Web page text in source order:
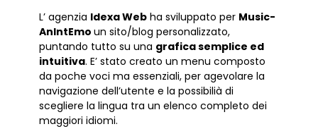
L’ agenzia Idexa Webha sviluppato per Music-
AnIntEmo un sito/blog personalizzato,
puntando tutto su una grafica semplice ed
intuitiva. E’ stato creato un menu composto
da poche voci ma essenziali, per agevolare la
navigazione dell’utente e la possibilià di
scegliere la lingua tra un elenco completo dei
maggiori idiomi.